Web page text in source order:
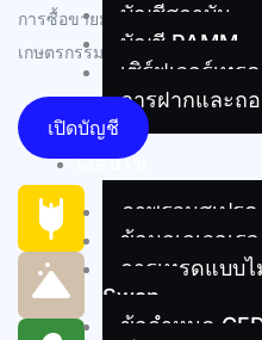
บัญชีสถาบัน
บัญชี PAMM
เซิร์ฟเวอร์เทร
การฝากและถ
เงื่อนไข
ภาพรวมสเปรด
ข้อมูลเลเวอเรจ
การเทรดแบบ
Swap
ข้อกำหนด
การซื้อขายมากที่สุดจากทั่วโลก เช่
เกษตรกรรม และโลหะ
เปิดบัญชี